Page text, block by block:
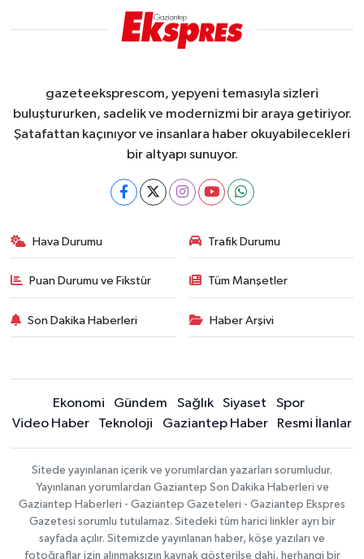
gazeteeksprescom, yepyeni temasıyla sizleri
buluştururken, sadelik ve modernizmi bir araya getiriyor.
Şatafattan kaçınıyor ve insanlara haber okuyabilecekleri
bir altyapı sunuyor.
Hava Durumu Trafik Durumu
Puan Durumu ve Fikstür Tüm Manşetler
Son Dakika Haberleri Haber Arşivi
Ekonomi Gündem Sağlık Siyaset
Spor
Video Haber
Teknoloji Gaziantep Haber Resmi İlanlar
Sitede yayınlanan içerik ve yorumlardan yazarları sorumludur.
Yayınlanan yorumlardan Gaziantep Son Dakika Haberleri ve
Gaziantep Haberleri - Gaziantep Gazeteleri - Gaziantep Ekspres
Gazetesi sorumlu tutulamaz. Sitedeki tüm harici linkler ayrı bir
sayfada açılır. Sitemizde yayınlanan haber, köşe yazıları ve
fotoğraflar izin alınmaksızın kaynak gösterilse dahi, herhangi bir